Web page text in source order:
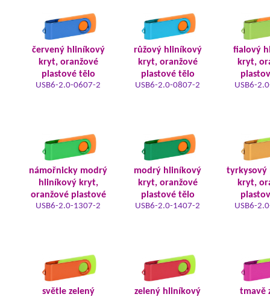
červený hliníkový
kryt, oranžové
plastové tělo
USB6-2.0-0607-2
růžový hliníkový
kryt, oranžové
plastové tělo
USB6-2.0-0807-2
fialový
kryt,
USB6-
námořnicky modrý
hliníkový kryt,
oranžové plastové
USB6-2.0-1307-2
modrý hliníkový
kryt, oranžové
plastové tělo
USB6-2.0-1407-2
tyrkysový
kryt,
USB6-
světle zelený
zelený hliníkový
tmavě